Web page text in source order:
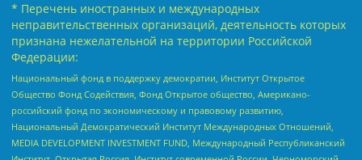
* Перечень иностранных и международных
неправительственных организаций, деятельность которых
признана нежелательной на территории Российской
Федерации:
Национальный фонд в поддержку демократии, Институт Открытое
Общество Фонд Содействия, Фонд Открытое общество, Американо-
российский фонд по экономическому и правовому развитию,
Национальный Демократический Институт Международных Отношений,
MEDIA DEVELOPMENT INVESTMENT FUND, Международный Республиканский